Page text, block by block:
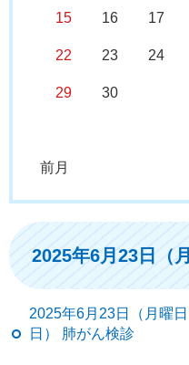
15 16 17
22 23 24
29 30
前月
2025年6月23日（
2025年6月23日（月曜
日） 肺がん検診